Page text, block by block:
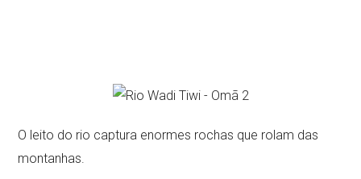
O leito do rio captura enormes rochas que rolam das
montanhas.